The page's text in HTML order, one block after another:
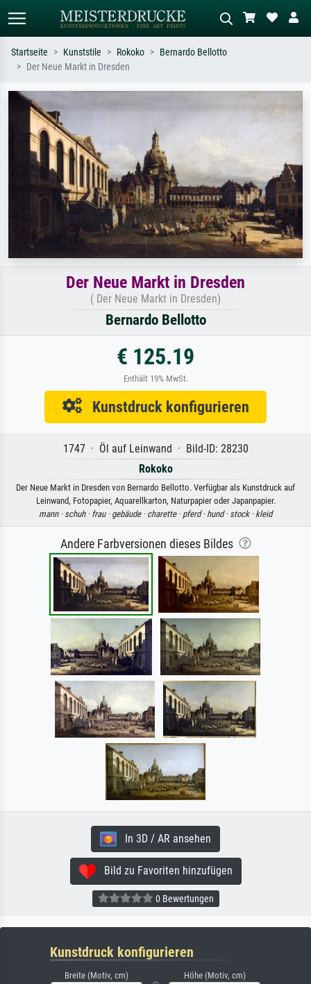
Suchen Sie nach Künstlern, Werktiteln
oder Stilen – z.B. Monet,
Sternennacht, Impressionismus, Welle
Hokusai, Akt.
Wiese, Abstrakt mit viel Rot, Dunkles
Baum.
Startseite Kunststile Rokoko
Bernardo Bellotto
Der Neue Markt in Dresden
Der Neue Markt in Dresden
( Der Neue Markt in Dresden)
Bernardo Bellotto
€ 125.19
Enthält 19% MwSt.
Kunstdruck konfigurieren
1747 · Öl auf Leinwand · Bild-ID: 28230
Rokoko
Der Neue Markt in Dresden von Bernardo Bellotto. Verfügbar als Kunstdruck auf
Leinwand, Fotopapier, Aquarellkarton, Naturpapier oder Japanpapier.
mann · schuh · frau · gebäude · charette · pferd · hund · stock · kleid
Andere Farbversionen dieses Bildes
In 3D / AR ansehen
Bild zu Favoriten hinzufügen
0 Bewertungen
Kunstdruck konfigurieren
Breite (Motiv, cm) Höhe (Motiv, cm)